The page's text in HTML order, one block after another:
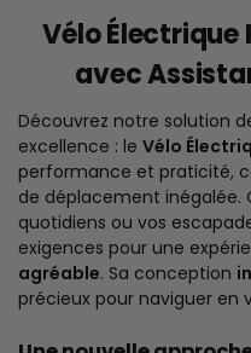
Vélo
avec
Découvrez notre solution
excellence : le Vélo
performance et praticité,
de déplacement inégalée.
quotidiens ou vos
exigences pour une
agréable. Sa conception
précieux pour naviguer en